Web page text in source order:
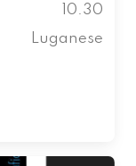
10.30
Luganese